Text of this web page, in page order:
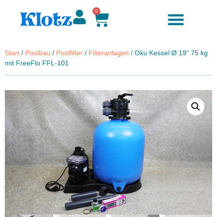
0
Start / Poolbau / Poolfilter / Filteranlagen / Oku Kessel Ø 19“ 75 kg
mit FreeFlo FFL-101